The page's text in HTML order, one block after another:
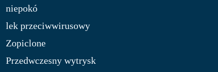
niepokó
lek przeciwwirusowy
Zopiclone
Przedwczesny wytrysk